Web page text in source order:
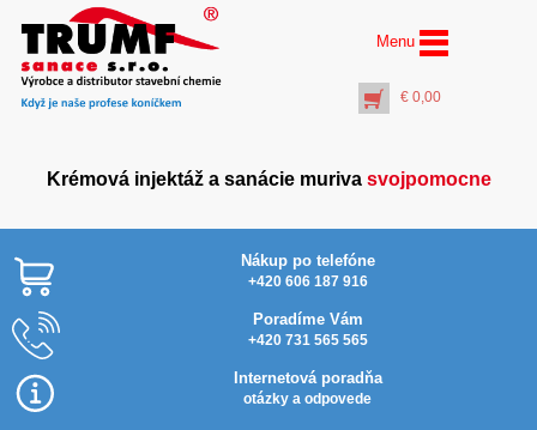
Menu
€ 0,00
Krémová injektáž a sanácie muriva svojpomocne
Nákup po telefóne
+420 606 187 916
Poradíme Vám
+420 731 565 565
Internetová poradňa
otázky a odpovede
€10,00
+ PŘIDAT DO KOŠÍKU